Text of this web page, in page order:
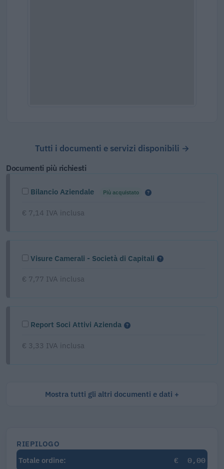
Tutti i documenti e servizi disponibili →
Documenti più richiesti
Bilancio Aziendale Più acquistato
€ 7,14 IVA inclusa
Visure Camerali - Società di Capitali
€ 7,77 IVA inclusa
Report Soci Attivi Azienda
€ 3,33 IVA inclusa
Mostra tutti gli altri documenti e dati
RIEPILOGO
Totale ordine:
€ 0,00